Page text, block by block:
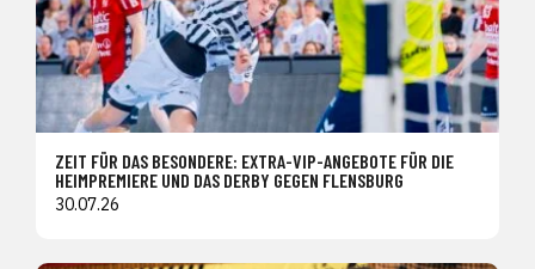
ZEIT FÜR DAS BESONDERE: EXTRA-VIP-ANGEBOTE FÜR DIE
HEIMPREMIERE UND DAS DERBY GEGEN FLENSBURG
30.07.26